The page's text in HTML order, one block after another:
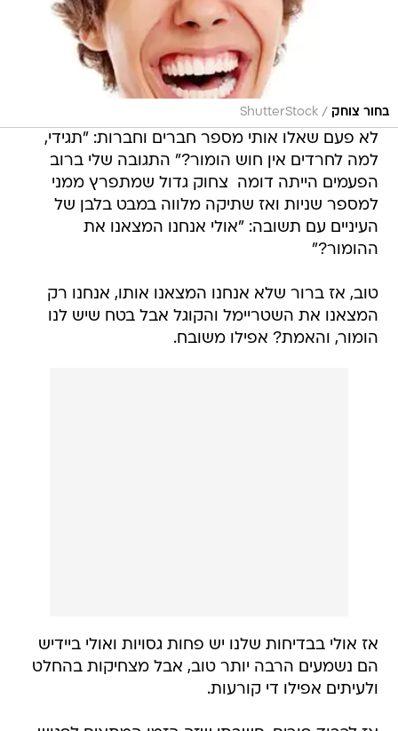
בחור צוחק /
ShutterStock
לא פעם שאלו אותי מספר חברים וחברות: "תגידי,
למה לחרדים אין חוש הומור?" התגובה שלי ברוב
הפעמים הייתה דומה  צחוק גדול שמתפרץ ממני
למספר שניות ואז שתיקה מלווה במבט בלבן של
העיניים עם תשובה: "אולי אנחנו המצאנו את
ההומור?"
טוב, אז ברור שלא אנחנו המצאנו אותו, אנחנו רק
המצאנו את השטריימל והקוגל אבל בטח שיש לנו
הומור, והאמת? אפילו משובח.
אז אולי בבדיחות שלנו יש פחות גסויות ואולי ביידיש
הם נשמעים הרבה יותר טוב, אבל מצחיקות בהחלט
ולעיתים אפילו די קורעות.